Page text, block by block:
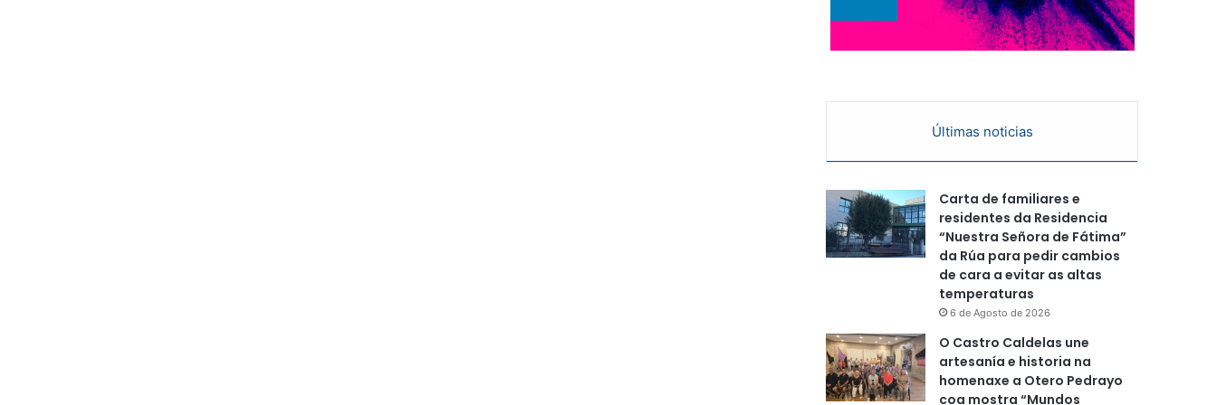
Últimas noticias
Carta de familiares e
residentes da Residencia
“Nuestra Señora de Fátima”
da Rúa para pedir cambios
de cara a evitar as altas
temperaturas
6 de Agosto de 2026
O Castro Caldelas une
artesanía e historia na
homenaxe a Otero Pedrayo
coa mostra “Mundos